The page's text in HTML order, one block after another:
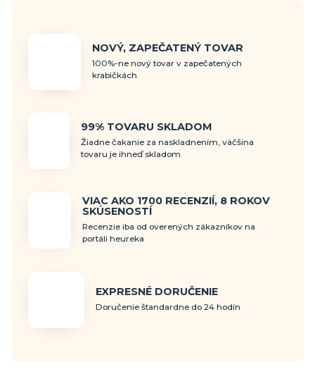
NOVÝ, ZAPEČATENÝ TOVAR
100%-ne nový tovar v zapečatených
krabičkách
99% TOVARU SKLADOM
Žiadne čakanie za naskladnením, väčšina
tovaru je ihneď skladom
VIAC AKO 1700 RECENZIÍ, 8 ROKOV
SKÚSENOSTÍ
Recenzie iba od overených zákazníkov na
portáli heureka
EXPRESNÉ DORUČENIE
Doručenie štandardne do 24 hodín